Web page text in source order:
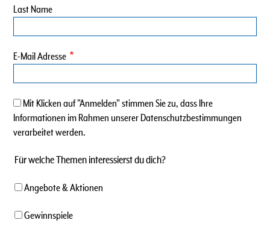
E-Mail Adresse
Last Name
Mit Klicken auf "Anmelden" stimmen Sie zu, dass Ihre
Informationen im Rahmen unserer Datenschutzbestimmungen
verarbeitet werden.
Für welche Themen interessierst du dich?
Angebote & Aktionen
Gewinnspiele